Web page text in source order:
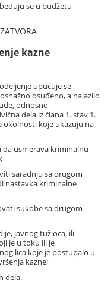
se u budžetu
kazne
upućuje se
osuđeno, a nalazilo
odnosno
dela iz člana 1. stav 1.
okolnosti koje ukazuju na
da usmerava kriminalnu
saradnju sa drugom
nastavka kriminalne
sukobe sa drugom
javnog tužioca, ili
je u toku ili je
lica koje je postupalo u
kazne;
dela.